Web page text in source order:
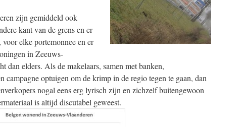
zijn gemiddeld ook
kant van de grens en er
elke portemonnee en er
in Zeeuws-
dan elders. Als de makelaars, samen met banken,
campagne optuigen om de krimp in de regio tegen te gaan, dan
nogal eens erg lyrisch zijn en zichzelf buitengewoon
is altijd discutabel geweest.